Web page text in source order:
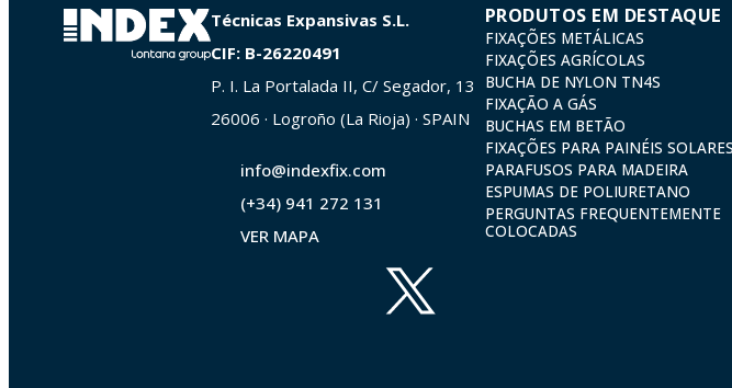
Técnicas Expansivas S.L.
CIF: B-26220491
P. I. La Portalada II, C/ Segador, 13
26006 · Logroño (La Rioja) · SPAIN
info@indexfix.com
(+34) 941 272 131
VER MAPA
PRODUTOS EM DESTAQUE
FIXAÇÕES METÁLICAS
FIXAÇÕES AGRÍCOLAS
BUCHA DE NYLON TN4S
FIXAÇÃO A GÁS
BUCHAS EM BETÃO
FIXAÇÕES PARA PAINÉIS SOLARES
PARAFUSOS PARA MADEIRA
ESPUMAS DE POLIURETANO
PERGUNTAS FREQUENTEMENTE
COLOCADAS